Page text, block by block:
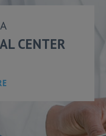
CENTER